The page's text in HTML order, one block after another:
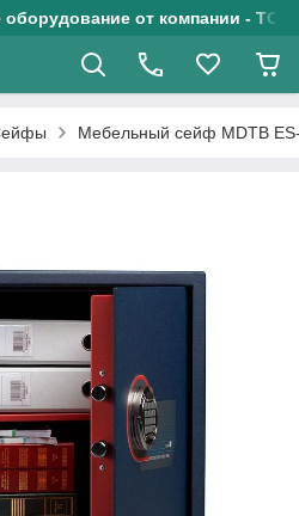
от компании - ТОО
Мебельный сейф МDТВ